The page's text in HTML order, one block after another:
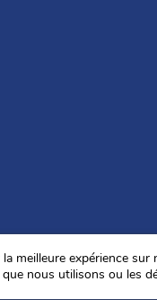
meilleure expérience sur
nous utilisons ou les